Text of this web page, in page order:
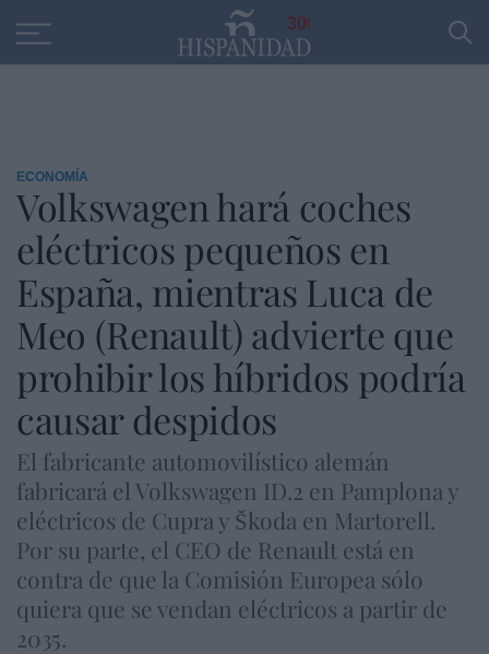
30
ECONOMÍA
Volkswagen hará coches
eléctricos pequeños en
España, mientras Luca de
Meo (Renault) advierte que
prohibir los híbridos podría
causar despidos
El fabricante automovilístico alemán
fabricará el Volkswagen ID.2 en Pamplona y
eléctricos de Cupra y Škoda en Martorell.
Por su parte, el CEO de Renault está en
contra de que la Comisión Europea sólo
quiera que se vendan eléctricos a partir de
2035.